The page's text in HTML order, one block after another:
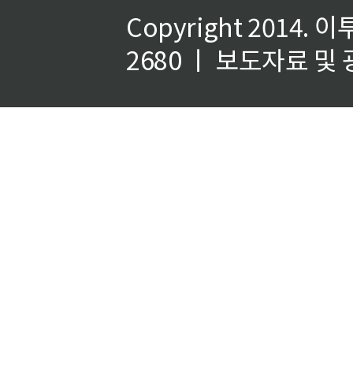
Copyright 2014. 이
2680 ㅣ 보도자료